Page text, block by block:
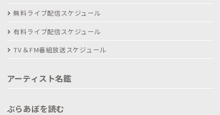
無料ライブ配信スケジュール
有料ライブ配信スケジュール
TV＆FM番組放送スケジュール
アーティスト名鑑
ぶらあぼを読む